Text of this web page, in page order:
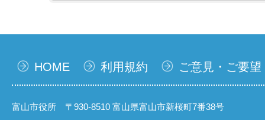
HOME 利用規約 ご意見・ご要望
富山市役所 〒930-8510 富山県富山市新桜町7番38号